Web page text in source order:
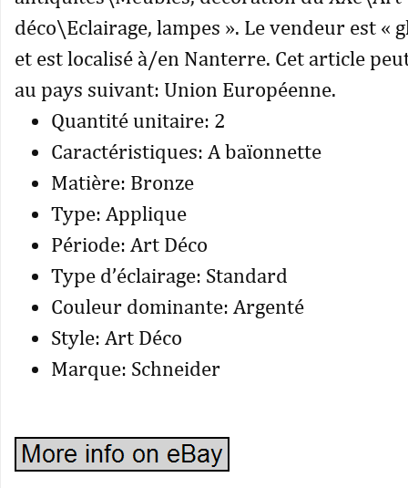
déco\Eclairage, lampes ». Le vendeur est «
et est localisé à/en Nanterre. Cet article
au pays suivant: Union Européenne.
Quantité unitaire: 2
Caractéristiques: A baïonnette
Matière: Bronze
Type: Applique
Période: Art Déco
Type d’éclairage: Standard
Couleur dominante: Argenté
Style: Art Déco
Marque: Schneider